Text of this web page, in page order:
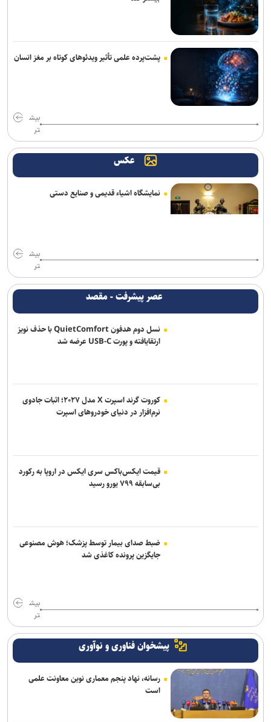
اجرای «خسوف»؛ روایت موسیقایی عاشورا در تالار وحدت
میلیون دلاری
کتاب «برنامه راهبردی حکمرانی‌محور» بنیاد شهید رونمایی شد/ برنامه
پنج‌ساله بنیاد شهید و امور ایثارگران برای حرکت تا افق ۱۴۱۰
«زنده‌شور» و «استخر» همچنان می‌تازند/ مجموع فروش هفتگی دو فیلم،
۱۳ برابر ۶ فیلم دیگر! + جدول فروش
خانه نمایش امید به دنبال پر کردن خلأ تئاتر نوجوان؛ اجرای ۵۰۰ نوبت
استقبال ۲۰ برابری زنان از فضاهای اختصاصی؛ ضرورت روزآمدسازی
خدمات برای زنان و دختران
پشت‌پرده علمی تأثیر ویدئو‌های کوتاه بر مغز انسان
بیش
تر
عکس
نمایشگاه اشیاء قدیمی و صنایع دستی
بیش
تر
عصر پیشرفت - مقصد
نسل دوم هدفون QuietComfort با حذف نویز
ارتقایافته و پورت USB-C عرضه شد
کوروت گرند اسپرت X مدل ۲۰۲۷؛ اثبات جادوی
نرم‌افزار در دنیای خودروهای اسپرت
قیمت ایکس‌باکس سری ایکس در اروپا به رکورد
بی‌سابقه ۷۹۹ یورو رسید
ضبط صدای بیمار توسط پزشک؛ هوش مصنوعی
جایگزین پرونده کاغذی شد
بیش
تر
پیشخوان فناوری و نوآوری
رسانه، نهاد پنجم معماری نوین معاونت علمی
است